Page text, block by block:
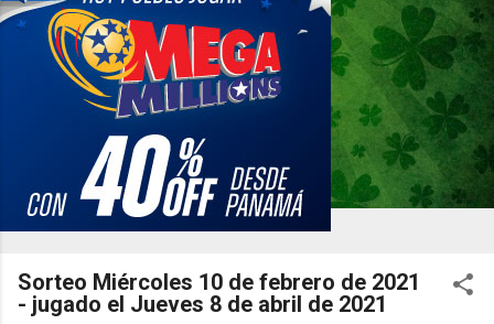
Sorteo Miércoles 10 de febrero de 2021
- jugado el Jueves 8 de abril de 2021